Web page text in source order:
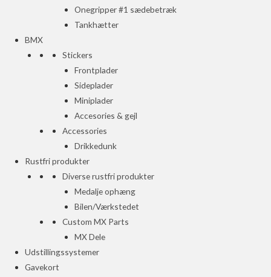
Onegripper #1 sædebetræk
Tankhætter
BMX
Stickers
Frontplader
Sideplader
Miniplader
Accesories & gejl
Accessories
Drikkedunk
Rustfri produkter
Diverse rustfri produkter
Medalje ophæng
Bilen/Værkstedet
Custom MX Parts
MX Dele
Udstillingssystemer
Gavekort